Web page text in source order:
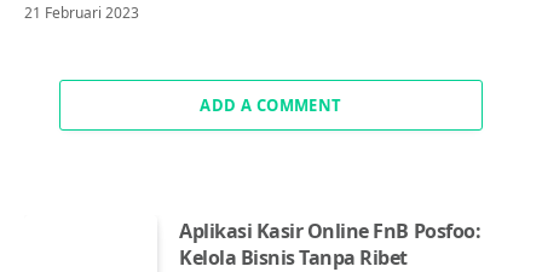
21 Februari 2023
ADD A COMMENT
Aplikasi Kasir Online FnB Posfoo:
Kelola Bisnis Tanpa Ribet